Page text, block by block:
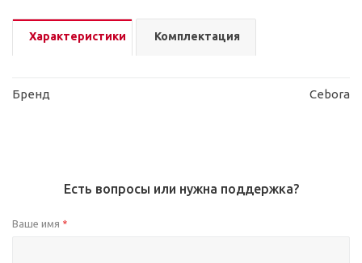
Характеристики Комплектация
Бренд Cebora
Есть вопросы или нужна поддержка?
Ваше имя *